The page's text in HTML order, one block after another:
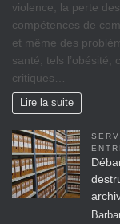
violence, la perte des
compétences de
et même des
santé, tels l’obésité,
critiques…
Lire la suite